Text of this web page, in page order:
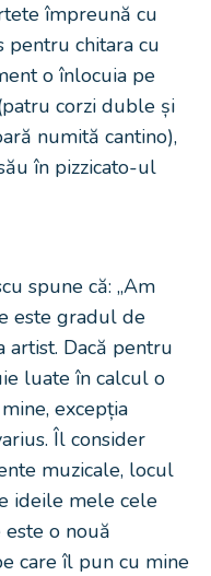
împreună cu
pentru chitara cu
o înlocuia pe
corzi duble și
numită cantino),
în pizzicato-ul
spune că: „Am
este gradul de
artist. Dacă pentru
luate în calcul o
excepția
Îl consider
muzicale, locul
ideile mele cele
este o nouă
care îl pun cu mine